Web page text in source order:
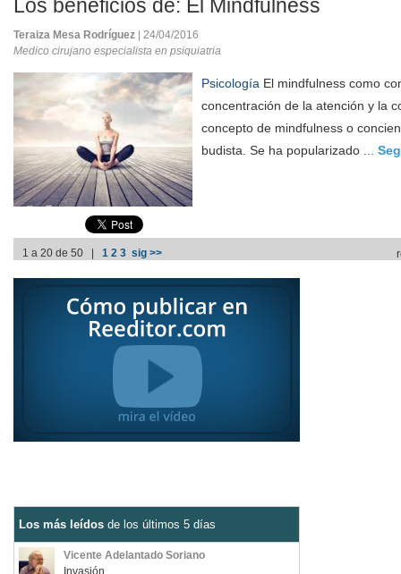
Los beneficios de: El Mindfulness
Teraiza Mesa Rodríguez
| 24/04/2016
Medico cirujano especialista en psiquiatria
Psicología El mindfulness como
concentración de la atención y la
concepto de mindfulness o
budista. Se ha popularizado ...
1 a 20 de 50 | 1 2 3 sig >>
Los más leídos de los últimos 5 días
Vicente Adelantado Soriano
Invasión